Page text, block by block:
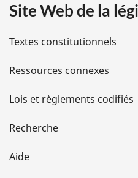
i
l
s
d
e
l
Site Web de la
Textes constitutionnels
Ressources connexes
Lois et règlements codifiés
Recherche
Aide